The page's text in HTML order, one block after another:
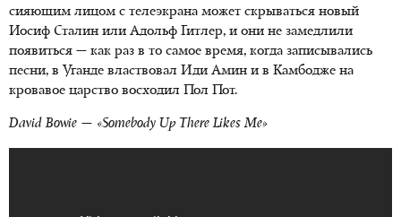
сияющим лицом с телеэкрана может скрываться новый
Иосиф Сталин или Адольф Гитлер, и они не замедлили
появиться — как раз в то самое время, когда записывались
песни, в Уганде властвовал Иди Амин и в Камбодже на
кровавое царство восходил Пол Пот.
David Bowie — «Somebody Up There Likes Me»